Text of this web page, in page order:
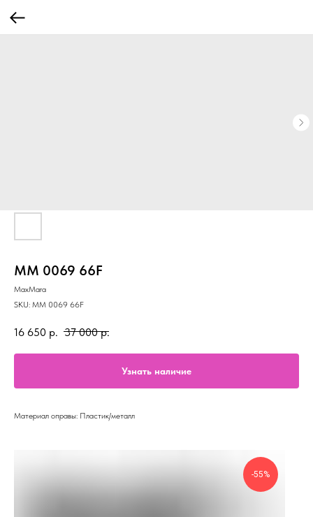
MM 0069 66F
MaxMara
SKU: MM 0069 66F
16 650 р. 37 000 р.
Узнать наличие
Материал оправы: Пластик/металл
-55%